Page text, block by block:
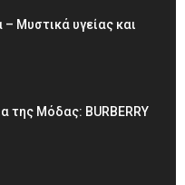
– Μυστικά υγείας και
της Μόδας: BURBERRY